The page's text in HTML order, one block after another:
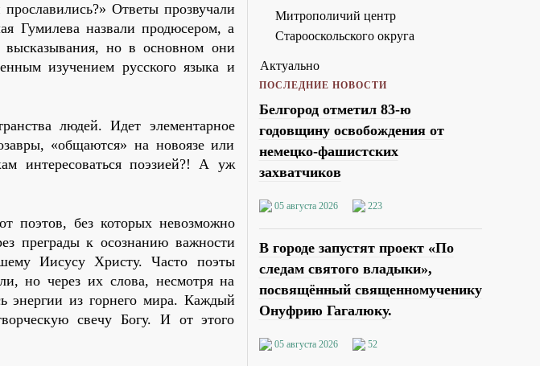
Ответы прозвучали
Гумилева назвали продюсером, а
но в основном они
изучением русского языка и
людей. Идет элементарное
«общаются» на новоязе или
интересоваться поэзией?! А уж
поэтов, без которых невозможно
преграды к осознанию важности
Иисусу Христу. Часто поэты
но через их слова, несмотря на
энергии из горнего мира. Каждый
свечу Богу. И от этого
Митрополичий центр
Старооскольского округа
Актуально
ПОСЛЕДНИЕ НОВОСТИ
Белгород отметил 83-ю
годовщину освобождения от
немецко-фашистских
захватчиков
05 августа 2026 223
В городе запустят проект «По
следам святого владыки»,
посвящённый священномученику
Онуфрию Гагалюку.
05 августа 2026 52